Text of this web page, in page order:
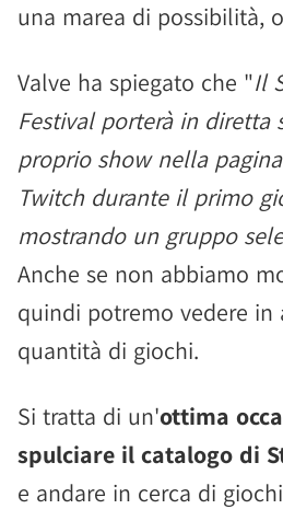
una marea di possibilità,
Valve ha spiegato che "Il
Festival porterà in diretta
proprio show nella
Twitch durante il primo
mostrando un gruppo
Anche se non abbiamo
quindi potremo vedere in
quantità di giochi.
Si tratta di un'ottima
spulciare il catalogo di
e andare in cerca di